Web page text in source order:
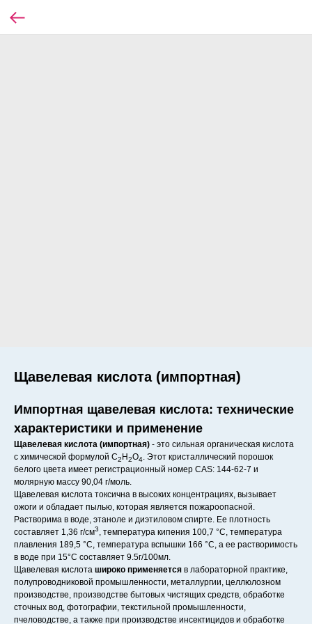
Щавелевая кислота (импортная)
Импортная щавелевая кислота: технические
характеристики и применение
Щавелевая кислота (импортная) - это сильная органическая кислота
с химической формулой C2 H2O4. Этот кристаллический порошок
белого цвета имеет регистрационный номер CAS: 144-62-7 и
молярную массу 90,04 г/моль.
Щавелевая кислота токсична в высоких концентрациях, вызывает
ожоги и обладает пылью, которая является пожароопасной.
Растворима в воде, этаноле и диэтиловом спирте. Ее плотность
составляет 1,36 г/см3, температура кипения 100,7 °C, температура
плавления 189,5 °C, температура вспышки 166 °C, а ее растворимость
в воде при 15°C составляет 9.5г/100мл.
Щавелевая кислота широко применяется в лабораторной практике,
полупроводниковой промышленности, металлургии, целлюлозном
производстве, производстве бытовых чистящих средств, обработке
сточных вод, фотографии, текстильной промышленности,
пчеловодстве, а также при производстве инсектицидов и обработке